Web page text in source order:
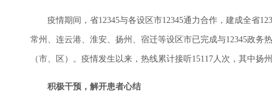
疫情期间，省12345与各设区市12345通力合作，建成全省
常州、连云港、淮安、扬州、宿迁等设区市已完成与12345政务
（市、区）。疫情发生以来，热线累计接听15117人次，其中扬
积极干预，解开患者心结